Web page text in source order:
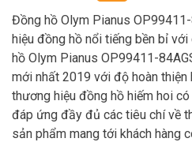
Đồng hồ Olym Pianus
hiệu đồng hồ nổi tiếng bền bỉ
hồ Olym Pianus OP99411-
mới nhất 2019 với độ hoàn thiện
thương hiệu đồng hồ hiếm hoi
đáp ứng đầy đủ các tiêu chí về
sản phẩm mang tới khách hàng